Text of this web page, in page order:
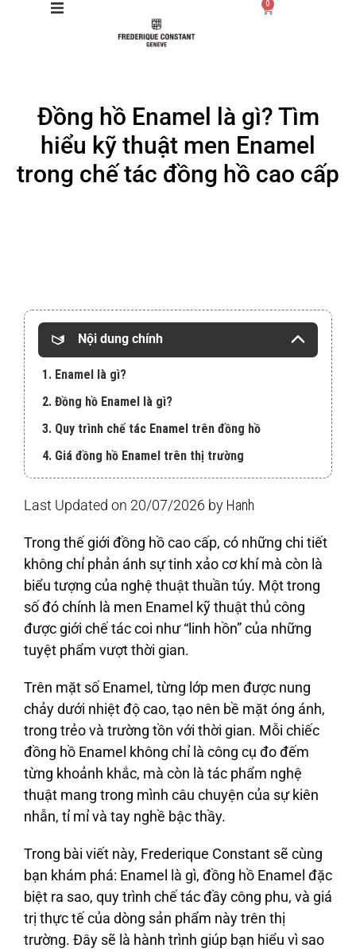
Manufacture
Sản phẩm
0
Đồng hồ Enamel là gì? Tìm
hiểu kỹ thuật men Enamel
trong chế tác đồng hồ cao cấp
Nội dung chính
1. Enamel là gì?
2. Đồng hồ Enamel là gì?
3. Quy trình chế tác Enamel trên đồng hồ
4. Giá đồng hồ Enamel trên thị trường
Last Updated on 20/07/2026 by Hanh
Trong thế giới đồng hồ cao cấp, có những chi tiết
không chỉ phản ánh sự tinh xảo cơ khí mà còn là
biểu tượng của nghệ thuật thuần túy. Một trong
số đó chính là men Enamel kỹ thuật thủ công
được giới chế tác coi như “linh hồn” của những
tuyệt phẩm vượt thời gian.
Trên mặt số Enamel, từng lớp men được nung
chảy dưới nhiệt độ cao, tạo nên bề mặt óng ánh,
trong trẻo và trường tồn với thời gian. Mỗi chiếc
đồng hồ Enamel không chỉ là công cụ đo đếm
từng khoảnh khắc, mà còn là tác phẩm nghệ
thuật mang trong mình câu chuyện của sự kiên
nhẫn, tỉ mỉ và tay nghề bậc thầy.
Trong bài viết này, Frederique Constant sẽ cùng
bạn khám phá: Enamel là gì, đồng hồ Enamel đặc
biệt ra sao, quy trình chế tác đầy công phu, và giá
trị thực tế của dòng sản phẩm này trên thị
trường. Đây sẽ là hành trình giúp bạn hiểu vì sao